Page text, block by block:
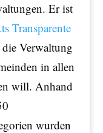
Er ist
Transparente
Verwaltung
in allen
will. Anhand
wurden